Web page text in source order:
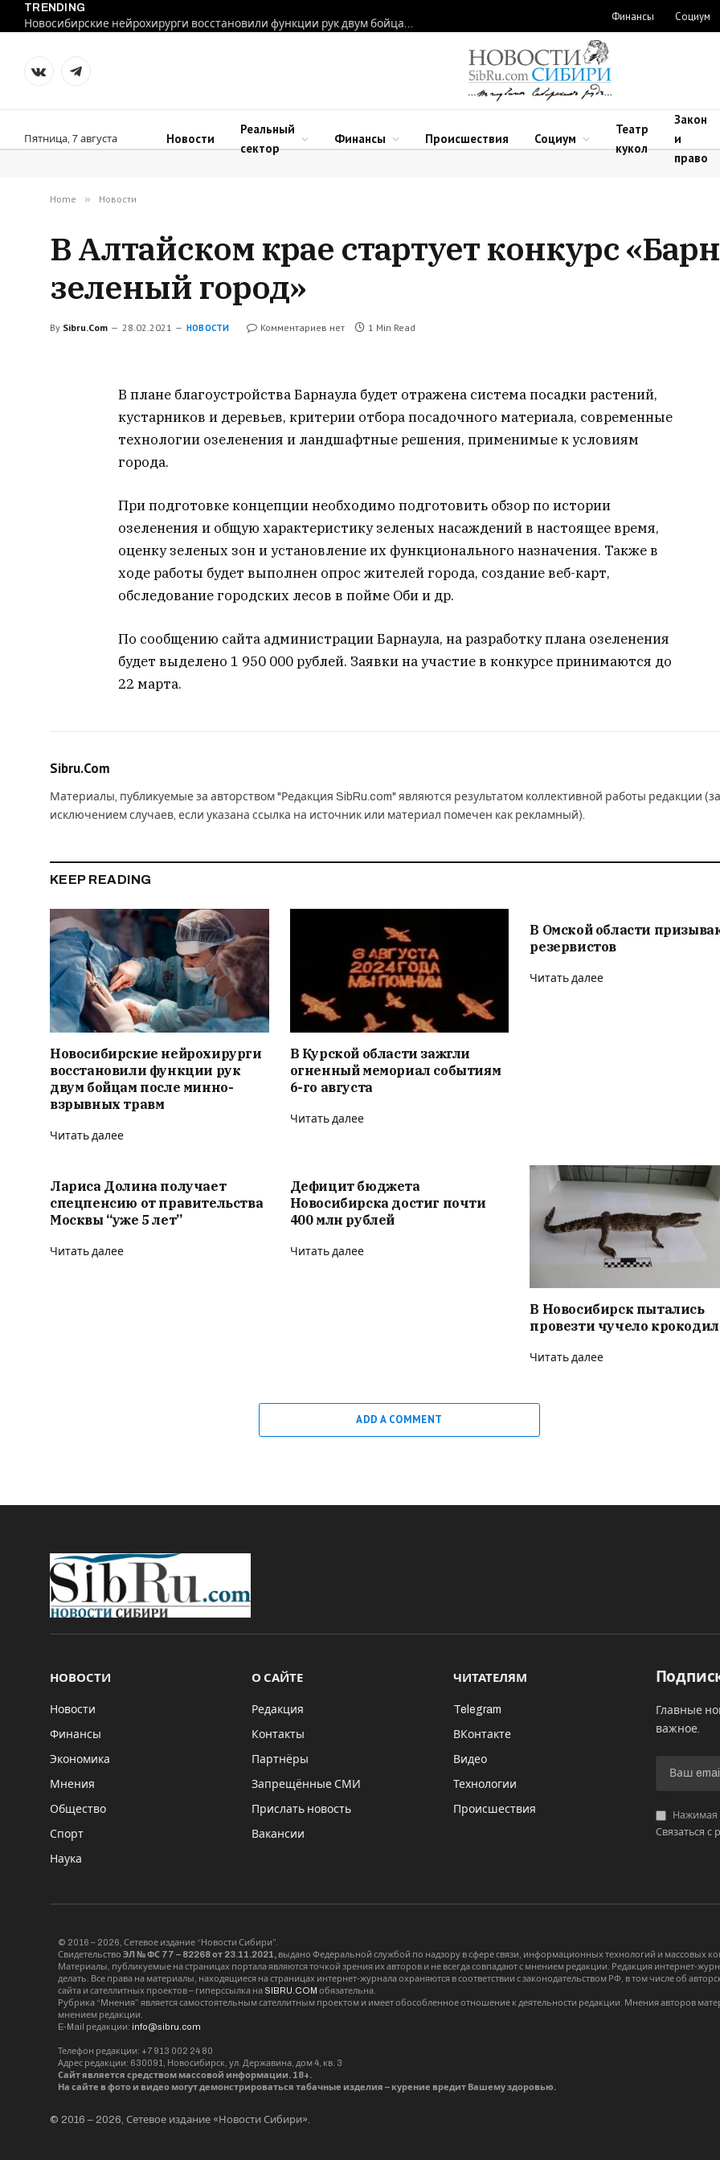
TRENDING
Новосибирские нейрохирурги восстановили функции рук двум бойцам после минно-взрывных травм
Финансы Социум
VKontakteTelegram
Пятница, 7 августа Новости
Реальный
сектор
Финансы Происшествия Социум
Театр
кукол
Закон
и
право
Home » Новости
В Алтайском крае стартует конкурс
зеленый город»
By Sibru.Com 28.02.2021 НОВОСТИ Комментариев нет 1 Min Read
В плане благоустройства Барнаула будет отражена система посадки растений,
кустарников и деревьев, критерии отбора посадочного материала, современные
технологии озеленения и ландшафтные решения, применимые к условиям
города.
При подготовке концепции необходимо подготовить обзор по истории
озеленения и общую характеристику зеленых насаждений в настоящее время,
оценку зеленых зон и установление их функционального назначения. Также в
ходе работы будет выполнен опрос жителей города, создание веб-карт,
обследование городских лесов в пойме Оби и др.
По сообщению сайта администрации Барнаула, на разработку плана озеленения
будет выделено 1 950 000 рублей. Заявки на участие в конкурсе принимаются до
22 марта.
Sibru.Com
Материалы, публикуемые за авторством "Редакция SibRu.com" являются результатом коллективной работы редакции (за
исключением случаев, если указана ссылка на источник или материал помечен как рекламный).
KEEP READING
Новосибирские нейрохирурги
восстановили функции рук
двум бойцам после минно-
взрывных травм
Читать далее
В Курской области зажгли
огненный мемориал событиям
6-го августа
Читать далее
В Омской области
резервистов
Читать далее
Лариса Долина получает
спецпенсию от правительства
Москвы “уже 5 лет”
Читать далее
Дефицит бюджета
Новосибирска достиг почти
400 млн рублей
Читать далее
В Новосибирск пытались
провезти чучело
Читать далее
ADD A COMMENT
НОВОСТИ
Новости
Финансы
Экономика
Мнения
Общество
Спорт
Наука
О САЙТЕ
Редакция
Контакты
Партнёры
Запрещённые СМИ
Прислать новость
Вакансии
ЧИТАТЕЛЯМ
Telegram
ВКонтакте
Видео
Технологии
Происшествия
Главные
важное.
Нажимая
Связаться с
© 2016 – 2026, Сетевое издание “Новости Сибири”.
Свидетельство ЭЛ № ФС 77 – 82268 от 23.11.2021, выдано Федеральной службой по надзору в сфере связи, информационных технологий и массовых
Материалы, публикуемые на страницах портала являются точкой зрения их авторов и не всегда совпадают с мнением редакции. Редакция интернет-
делать. Все права на материалы, находящиеся на страницах интернет-журнала охраняются в соответствии с законодательством РФ, в том числе об
сайта и сателлитных проектов – гиперссылка на SIBRU.COM обязательна.
Рубрика “Мнения” является самостоятельным сателлитным проектом и имеет обособленное отношение к деятельности редакции. Мнения авторов
мнением редакции.
E-Mail редакции: info@sibru.com
Телефон редакции: +7 913 002 24 80
Адрес редакции: 630091, Новосибирск, ул. Державина, дом 4, кв. 3
Сайт является средством массовой информации. 18+.
На сайте в фото и видео могут демонстрироваться табачные изделия – курение вредит Вашему здоровью.
© 2016 – 2026, Сетевое издание «Новости Сибири».